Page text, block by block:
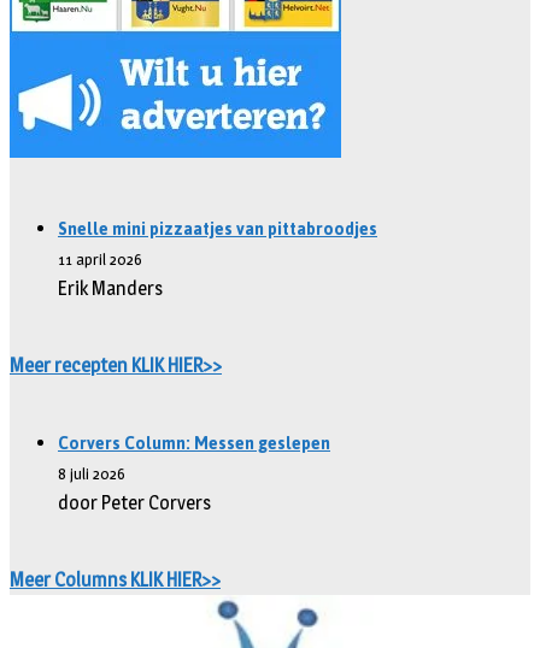
Snelle mini pizzaatjes van pittabroodjes
11 april 2026
Erik Manders
Meer recepten KLIK HIER>>
Corvers Column: Messen geslepen
8 juli 2026
door Peter Corvers
Meer Columns KLIK HIER>>